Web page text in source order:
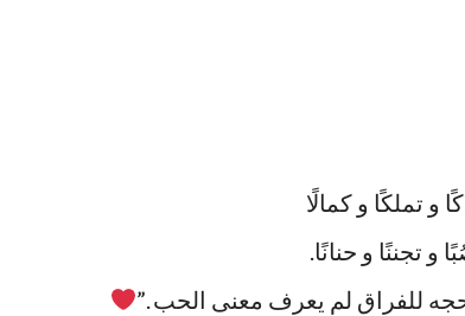
و تملكًا و كمالًا
و تجننًا و حنانًا.
للفراق لم يعرف معنى الحب .”